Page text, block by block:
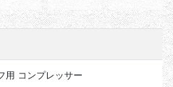
用 コンプレッサー